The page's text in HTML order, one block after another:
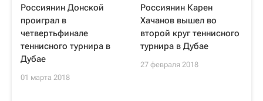
Россиянин Донской
проиграл в
четвертьфинале
теннисного турнира в
Дубае
01 марта 2018
Россиянин Карен
Хачанов вышел во
второй круг теннисного
турнира в Дубае
27 февраля 2018